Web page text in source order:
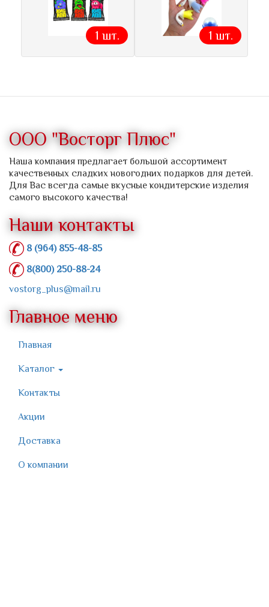
1 шт. 1 шт.
ООО "Восторг Плюс"
Наша компания предлагает большой ассортимент
качественных сладких новогодних подарков для детей.
Для Вас всегда самые вкусные кондитерские изделия
самого высокого качества!
Наши контакты
8 (964) 855-48-85
8(800) 250-88-24
vostorg_plus@mail.ru
Главное меню
Главная
Каталог
Контакты
Акции
Доставка
О компании